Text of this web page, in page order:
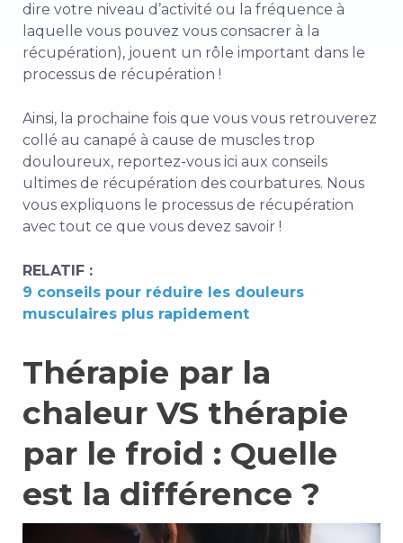
dire votre niveau d’activité ou la fréquence à
laquelle vous pouvez vous consacrer à la
récupération), jouent un rôle important dans le
processus de récupération !
Ainsi, la prochaine fois que vous vous retrouverez
collé au canapé à cause de muscles trop
douloureux, reportez-vous ici aux conseils
ultimes de récupération des courbatures. Nous
vous expliquons le processus de récupération
avec tout ce que vous devez savoir !
RELATIF :
9 conseils pour réduire les douleurs
musculaires plus rapidement
Thérapie par la
chaleur VS thérapie
par le froid : Quelle
est la différence ?